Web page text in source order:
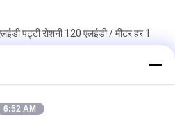
पट्टी रोशनी 120 एलईडी / मीटर हर 1
इन पेल येलो 3500 - 4000K CRI 80
1 5050 फ्लेक्सिबल एलईडी स्ट्रिप
6:52 AM